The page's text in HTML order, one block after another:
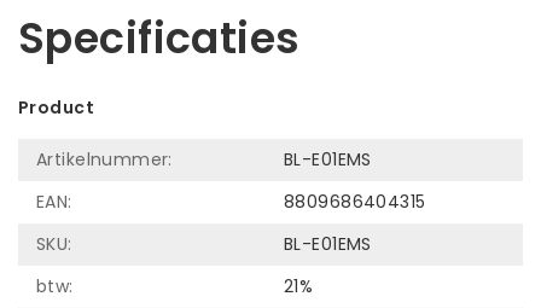
Specificaties
Product
Artikelnummer:
BL-E01EMS
EAN:
8809686404315
SKU:
BL-E01EMS
btw:
21%